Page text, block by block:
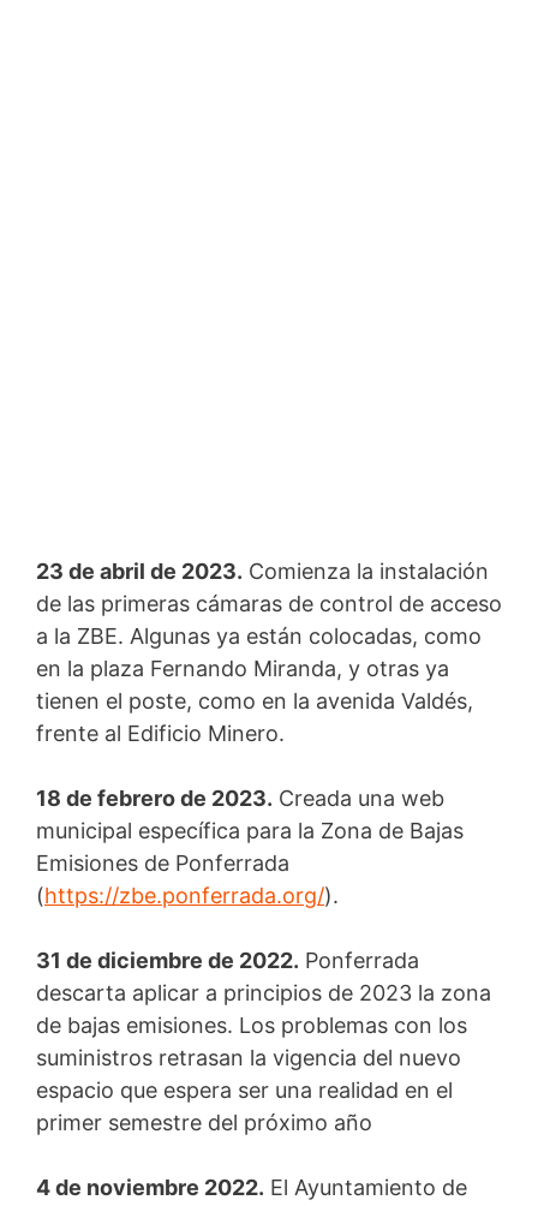
23 de abril de 2023. Comienza la instalación
de las primeras cámaras de control de acceso
a la ZBE. Algunas ya están colocadas, como
en la plaza Fernando Miranda, y otras ya
tienen el poste, como en la avenida Valdés,
frente al Edificio Minero.
18 de febrero de 2023. Creada una web
municipal específica para la Zona de Bajas
Emisiones de Ponferrada
(https://zbe.ponferrada.org/).
31 de diciembre de 2022. Ponferrada
descarta aplicar a principios de 2023 la zona
de bajas emisiones. Los problemas con los
suministros retrasan la vigencia del nuevo
espacio que espera ser una realidad en el
primer semestre del próximo año
4 de noviembre 2022. El Ayuntamiento de